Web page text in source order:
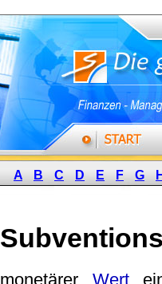
A B C D E F G
monetärer Wert